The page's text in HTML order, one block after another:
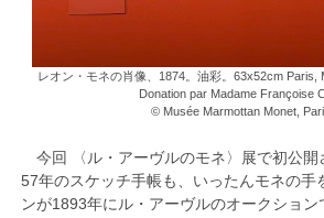
レオン・モネの肖像、1874。油彩。63x52cm Paris,
Donation par Madame Françoise
© Musée Marmottan Monet,
今回 〈ル・アーヴルのモネ〉展で初公開
57年のスケッチ手帳も、いったんモネの手
ンが1893年にル・アーヴルのオークショ